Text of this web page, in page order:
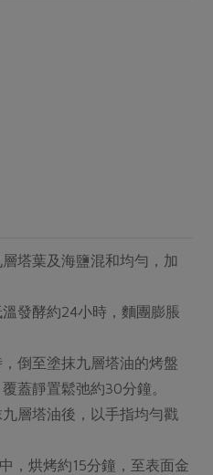
塔葉及海鹽混和均勻，加
發酵約24小時，麵團膨脹
倒至塗抹九層塔油的烤盤
蓋靜置鬆弛約30分鐘。
層塔油後，以手指均勻戳
，烘烤約15分鐘，至表面金